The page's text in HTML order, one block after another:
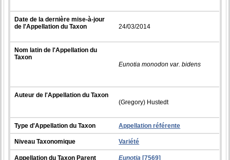
Date de la dernière mise-à-jour
de l'Appellation du Taxon
24/03/2014
Nom latin de l'Appellation du
Taxon
Eunotia monodon var. bidens
Auteur de l'Appellation du Taxon
(Gregory) Hustedt
Type d'Appellation du Taxon Appellation référente
Niveau Taxonomique Variété
Appellation du Taxon Parent Eunotia[7569]